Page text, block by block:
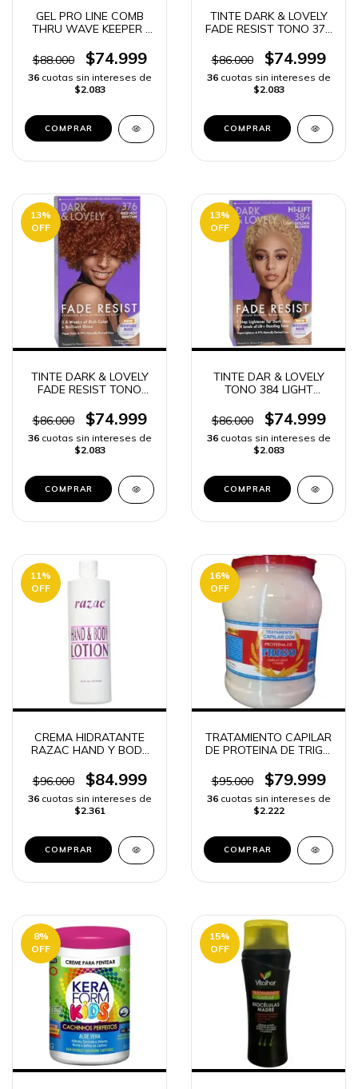
GEL PRO LINE COMB
THRU WAVE KEEPER |
$88.000
$74.999
36 cuotas sin intereses de
$2.083
TINTE DARK & LOVELY
FADE RESIST TONO 373
ENVIO RAPIDO
$86.000 $74.999
36 cuotas sin intereses de
$2.083
13%
OFF
TINTE DARK & LOVELY
FADE RESIST TONO
ENVIO RAPIDO
$86.000 $74.999
36 cuotas sin intereses de
$2.083
13%
OFF
TINTE DAR & LOVELY
TONO 384 LIGHT
ENVÍO RÁPIDO
$86.000 $74.999
36 cuotas sin intereses de
$2.083
11%
OFF
CREMA HIDRATANTE
RAZAC HAND Y BODY
$96.000
$84.999
36 cuotas sin intereses de
$2.361
16%
OFF
TRATAMIENTO CAPILAR
DE PROTEINA DE TRIGO
$95.000
$79.999
36 cuotas sin intereses de
$2.222
8%
OFF
15%
OFF